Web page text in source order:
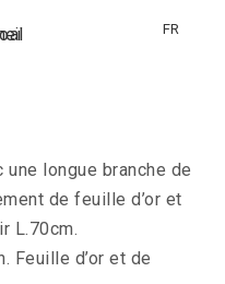
FR
une longue branche de
de feuille d’or et
L.70cm.
Feuille d’or et de